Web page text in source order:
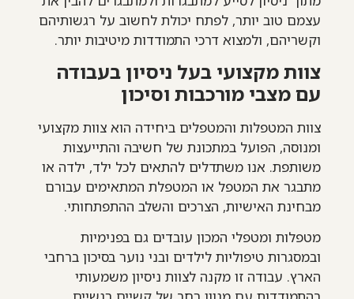
עצמם טוב יותר, לפתח יכולת לחשוב על רגשותיהם
וקשריהם, ולמצוא דרכי התמודדות מיטיבות יותר.
צוות מקצועי בעל ניסיון בעבודה
עם מצבי מורכבות וסיכון
צוות המטפלות והמטפלים ביחידה הוא צוות מקצועי
ומנוסה, הפועל במתכונת של חשיבה והתייעצות
משותפת. אנו משתדלים להתאים לכל ילד, ילדה או
מתבגר את המטפל או המטפלת המתאימים עבורם
מבחינת האישיות, הצרכים והשלב ההתפתחותי.
מטפלות ומטפלי המכון עובדים גם בפנימיות
ובמסגרות טיפוליות לילדים ובני נוער בסיכון ברחבי
הארץ. עבודה זו מקנה לצוות ניסיון משמעותי